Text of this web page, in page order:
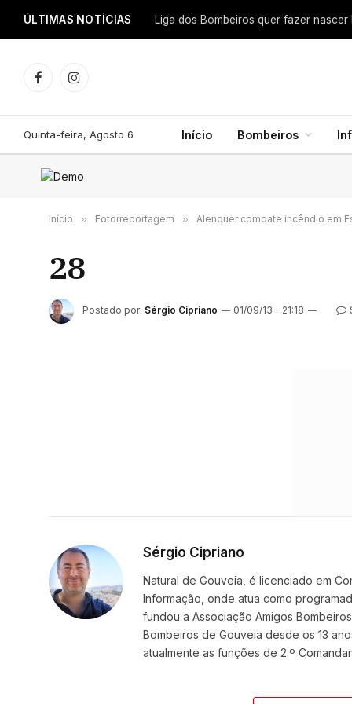
ÚLTIMAS NOTÍCIAS
FacebookInstagram
Quinta-feira, Agosto 6 Início Bombeiros
Início » Fotorreportagem » Alenquer combate incêndio em
28
Postado por: Sérgio Cipriano 01/09/13 - 21:18
Sérgio Cipriano
Natural de Gouveia, é licenciado em
Informação, onde atua como
fundou a Associação Amigos
Bombeiros de Gouveia desde os 13
atualmente as funções de 2.º